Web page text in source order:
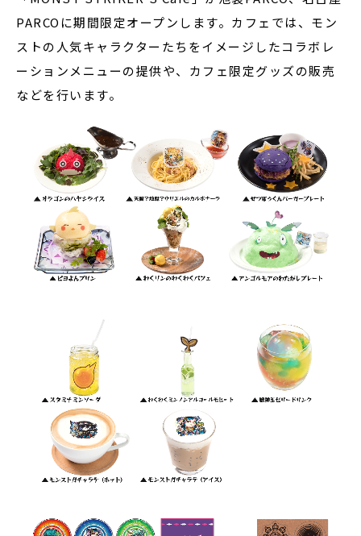
PARCOに期間限定オープンします。カフェでは、モン
ストの人気キャラクターたちをイメージしたコラボレ
ーションメニューの提供や、カフェ限定グッズの販売
などを行います。